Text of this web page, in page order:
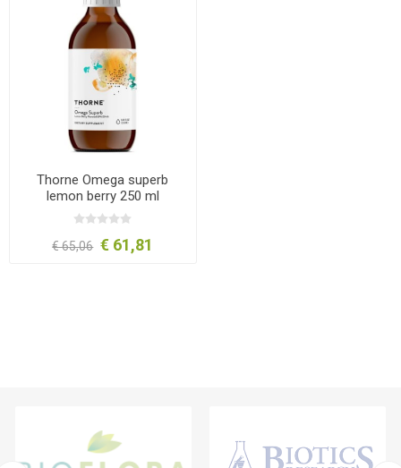
Thorne Omega superb
lemon berry 250 ml
€ 65,06 € 61,81